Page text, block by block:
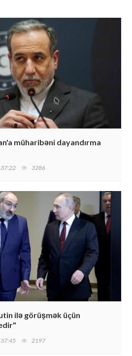
müharibəni dayandırma
3286
ilə görüşmək üçün
2197